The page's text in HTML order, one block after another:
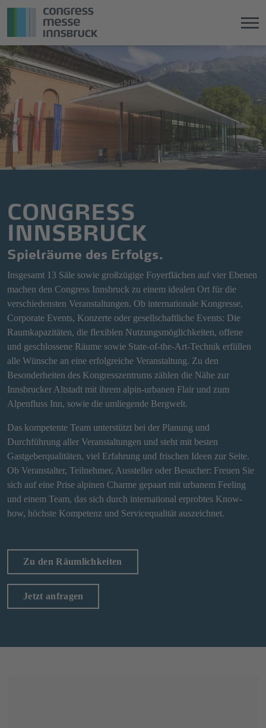
Direkt
zum
Hauptinhalt
springen
Direkt
zum
Hauptmenü
springen
CONGRESS
INNSBRUCK
Spielräume des Erfolgs.
Insgesamt 13 Säle sowie großzügige Foyerflächen auf vier Ebenen
machen den Congress Innsbruck zu einem idealen Ort für die
verschiedensten Veranstaltungen. Ob internationale Kongresse,
Corporate Events, Konzerte oder gesellschaftliche Events: Die
Raumkapazitäten, die flexiblen Nutzungsmöglichkeiten, offene
und geschlossene Räume sowie State-of-the-Art-Technik erfüllen
alle Wünsche an eine erfolgreiche Veranstaltung. Zu den
Besonderheiten des Kongresszentrums zählen die Nähe zur
Innsbrucker Altstadt mit ihrem alpin-urbanen Flair und zum
Alpenfluss Inn, sowie die umliegende Bergwelt.
Das kompetente Team unterstützt bei der Planung und
Durchführung aller Veranstaltungen und steht mit besten
Gastgeberqualitäten, viel Erfahrung und frischen Ideen zur Seite.
Ob Veranstalter, Teilnehmer, Aussteller oder Besucher: Freuen Sie
sich auf eine Prise alpinen Charme gepaart mit urbanem Feeling
und einem Team, das sich durch international erprobtes Know-
how, höchste Kompetenz und Servicequalität auszeichnet.
Zu den Räumlichkeiten
Jetzt anfragen